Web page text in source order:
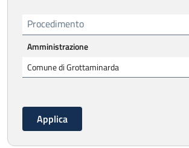
Procedimento
Amministrazione